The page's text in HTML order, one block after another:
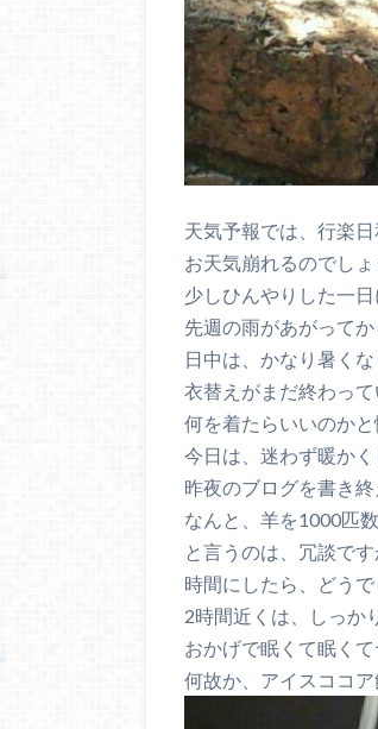
天気予報では、行楽
お天気崩れるのでし
少しひんやりした一
先週の雨があがってか
日中は、かなり暑くな
衣替えがまだ終わっ
何を着たらいいのか
今日は、迷わず暖か
昨夜のブログを書き
なんと、羊を1000匹
と言うのは、冗談です
時間にしたら、どうで
2時間近くは、しっか
おかげで眠くて眠くて
何故か、アイスココ